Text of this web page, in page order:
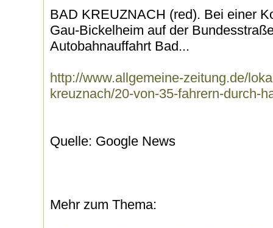
BAD KREUZNACH (red). Bei einer
Gau-Bickelheim auf der
Autobahnauffahrt Bad...
http://www.allgemeine-zeitung.de/
kreuznach/20-von-35-fahrern-durch-
Quelle: Google News
Mehr zum Thema: